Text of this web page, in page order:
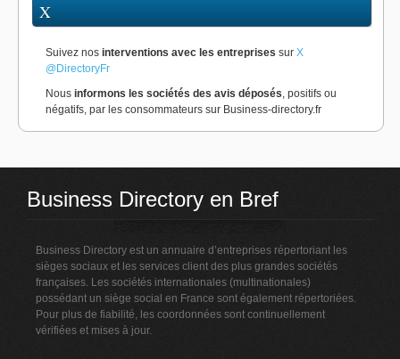
X
Suivez nos interventions avec les entreprises sur X
@DirectoryFr
Nous informons les sociétés des avis déposés, positifs ou
négatifs, par les consommateurs sur Business-directory.fr
Business Directory en Bref
Business Directory est un annuaire d’entreprises répertoriant les
sièges sociaux et les services client des plus grandes sociétés
françaises. Les sociétés internationales (multinationales)
possédant un siège social en France sont également répertoriées.
Pour plus de fiabilité, les coordonnées sont continuellement
vérifiées et mises à jour.